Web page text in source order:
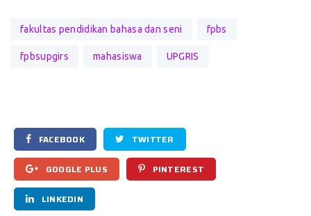
fakultas pendidikan bahasa dan seni fpbs
fpbsupgirs mahasiswa UPGRIS
FACEBOOK TWITTER
GOOGLE PLUS PINTEREST
LINKEDIN